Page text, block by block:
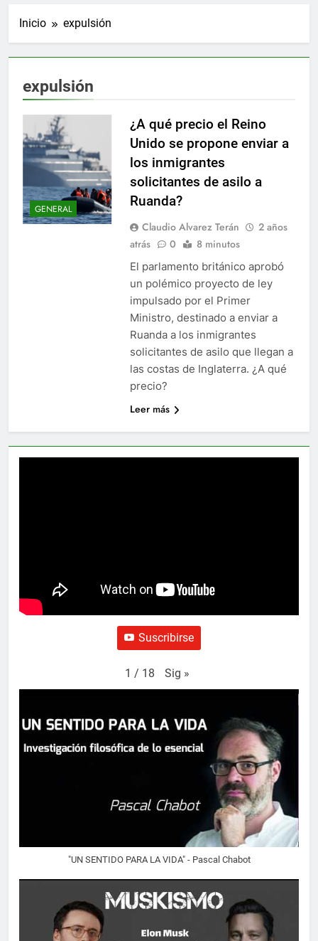
Inicio expulsión
expulsión
GENERAL
¿A qué precio el Reino
Unido se propone enviar a
los inmigrantes
solicitantes de asilo a
Ruanda?
Claudio Alvarez Terán
2 años
atrás
0 8 minutos
El parlamento británico aprobó
un polémico proyecto de ley
impulsado por el Primer
Ministro, destinado a enviar a
Ruanda a los inmigrantes
solicitantes de asilo que llegan a
las costas de Inglaterra. ¿A qué
precio?
Leer más
Suscribirse
1 / 18 Sig »
"UN SENTIDO PARA LA VIDA" - Pascal Chabot